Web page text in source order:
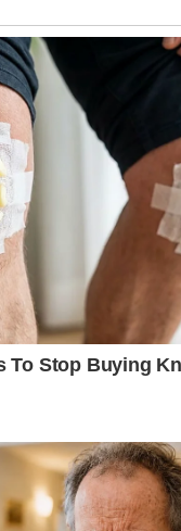
pihaknya
siasatan
pertubuhan
aktiviti tidak
simbol
untuk